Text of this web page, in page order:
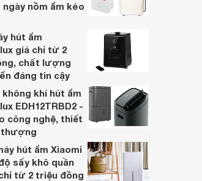
Shoohan SHT-35
Giá từ 2.900.000 đ
ngày nồm ẩm kéo
hút ẩm
giá chỉ từ 2
chất lượng
đáng tin cậy
không khí hút ẩm
EDH12TRBD2 -
công nghệ, thiết
hút ẩm Xiaomi
sấy khô quần
từ 2 triệu đồng